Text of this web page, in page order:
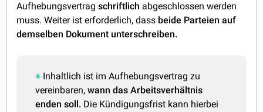
Aufhebungsvertrag schriftlich abgeschlossen werden
muss. Weiter ist erforderlich, dass beide Parteien auf
demselben Dokument unterschreiben.
Inhaltlich ist im Aufhebungsvertrag zu
vereinbaren,wann das Arbeitsverhältnis
enden soll. Die Kündigungsfrist kann hierbei